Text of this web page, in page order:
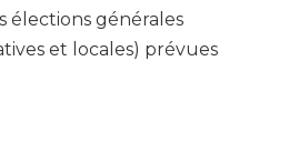
élections générales
et locales) prévues